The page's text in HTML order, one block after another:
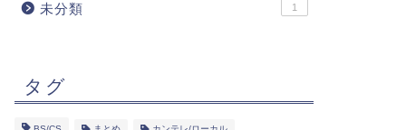
未分類 1
タグ